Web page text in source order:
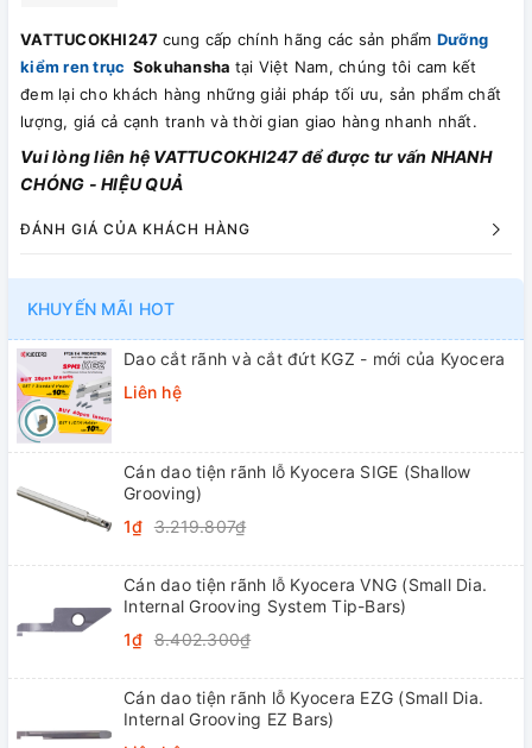
VATTUCOKHI247 cung cấp chính hãng các sản phẩm Dưỡng
kiểm ren trục Sokuhansha tại Việt Nam, chúng tôi cam kết
đem lại cho khách hàng những giải pháp tối ưu, sản phẩm chất
lượng, giá cả cạnh tranh và thời gian giao hàng nhanh nhất.
Vui lòng liên hệ VATTUCOKHI247 để được tư vấn NHANH
CHÓNG - HIỆU QUẢ
ĐÁNH GIÁ CỦA KHÁCH HÀNG
KHUYẾN MÃI HOT
Dao cắt rãnh và cắt đứt KGZ - mới của Kyocera
Liên hệ
Cán dao tiện rãnh lỗ Kyocera SIGE (Shallow
Grooving)
1₫ 3.219.807₫
Cán dao tiện rãnh lỗ Kyocera VNG (Small Dia.
Internal Grooving System Tip-Bars)
1₫ 8.402.300₫
Cán dao tiện rãnh lỗ Kyocera EZG (Small Dia.
Internal Grooving EZ Bars)